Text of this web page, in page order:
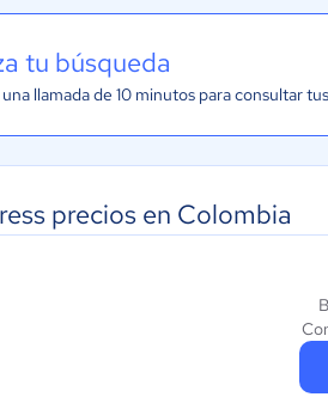
tu búsqueda
llamada de 10 minutos para consultar
precios en Colombia